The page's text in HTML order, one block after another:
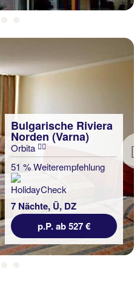
Bulgarische Riviera
Norden (Varna)
Orbita
51 % Weiterempfehlung
7 Nächte, Ü, DZ
p.P. ab 527 €